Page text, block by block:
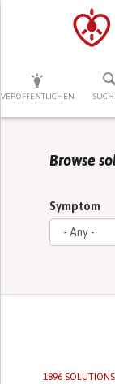
VERÖFFENTLICHEN
Browse
Symptom
1896 SOLUTIONS